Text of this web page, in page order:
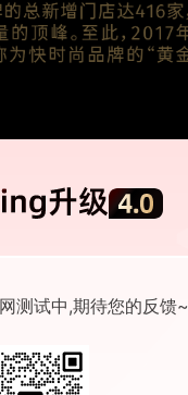
测试中,期待您的反馈~